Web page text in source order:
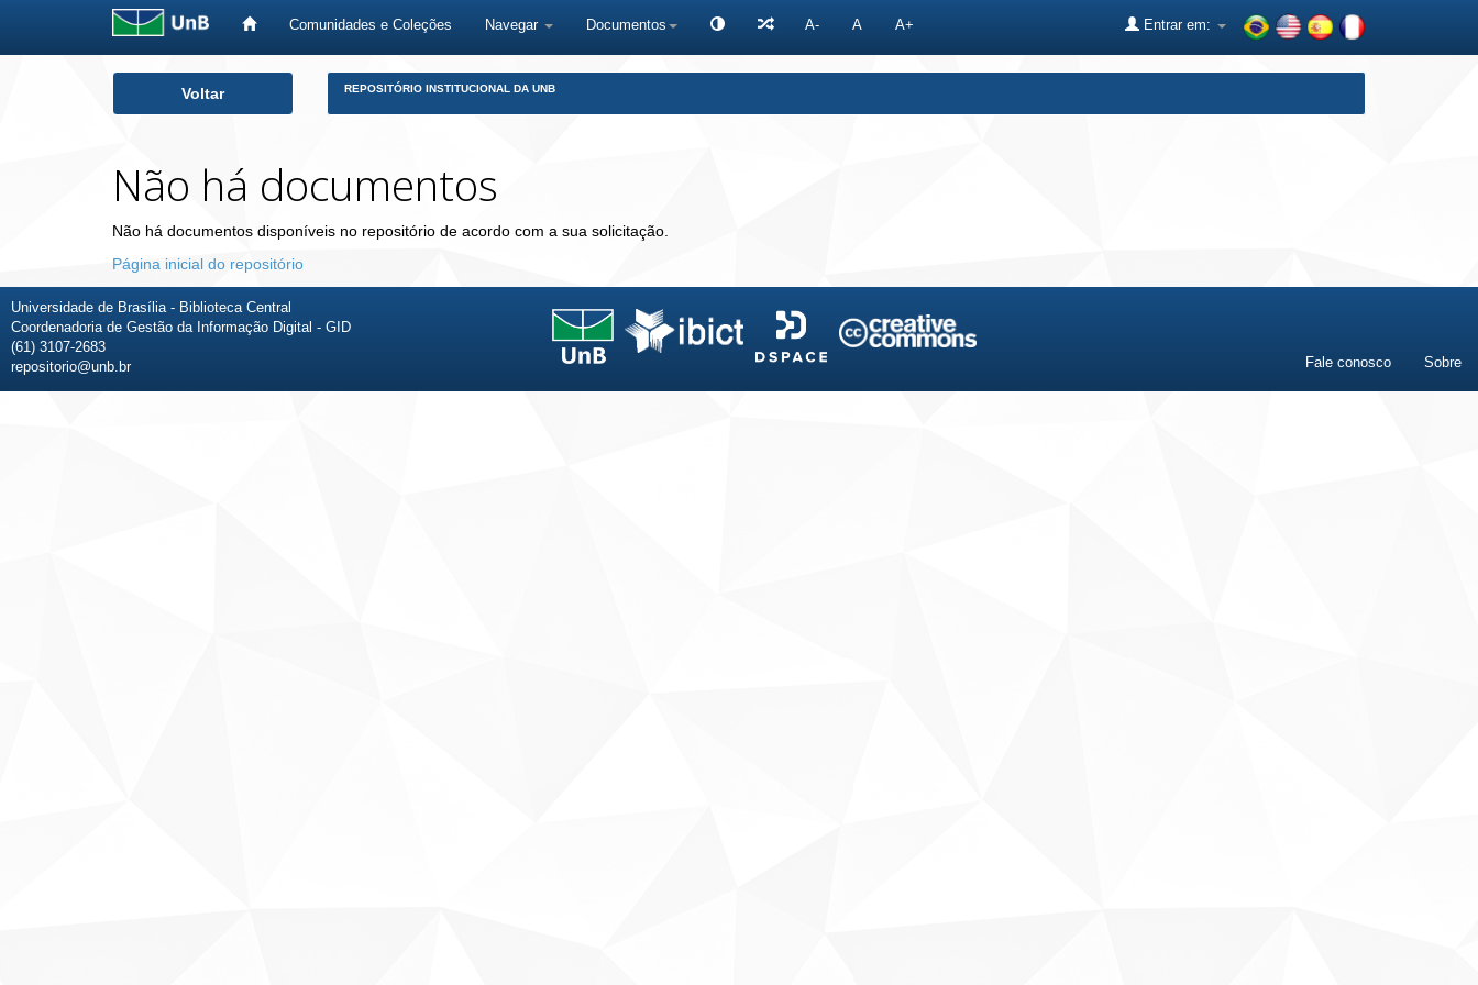
Comunidades e Coleções Navegar Documentos A- A A+ Entrar em:
Voltar REPOSITÓRIO INSTITUCIONAL DA UNB
Não há documentos
Não há documentos disponíveis no repositório de acordo com a sua solicitação.
Página inicial do repositório
Universidade de Brasília - Biblioteca Central
Coordenadoria de Gestão da Informação Digital - GID
(61) 3107-2683
repositorio@unb.br
Fale conosco Sobre